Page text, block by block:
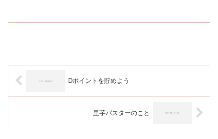
Dポイントを貯めよう
里芋パスターのこと